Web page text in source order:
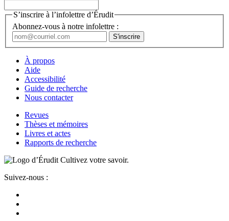
S’inscrire à l’infolettre d’Érudit
Abonnez-vous à notre infolettre :
À propos
Aide
Accessibilité
Guide de recherche
Nous contacter
Revues
Thèses et mémoires
Livres et actes
Rapports de recherche
Cultivez votre savoir.
Suivez-nous :